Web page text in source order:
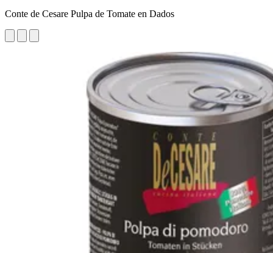
Conte de Cesare Pulpa de Tomate en Dados